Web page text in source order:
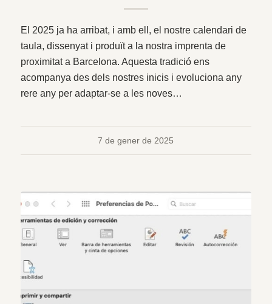
El 2025 ja ha arribat, i amb ell, el nostre calendari de
taula, dissenyat i produït a la nostra imprenta de
proximitat a Barcelona. Aquesta tradició ens
acompanya des dels nostres inicis i evoluciona any
rere any per adaptar-se a les noves…
7 de gener de 2025